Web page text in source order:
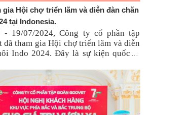
gia Hội chợ triển lãm và diễn đàn chăn
tại Indonesia.
- 19/07/2024, Công ty cổ phần tập
đã tham gia Hội chợ triển lãm và diễn
Indo 2024. Đây là sự kiện quốc tế
và sức khỏe động vật.